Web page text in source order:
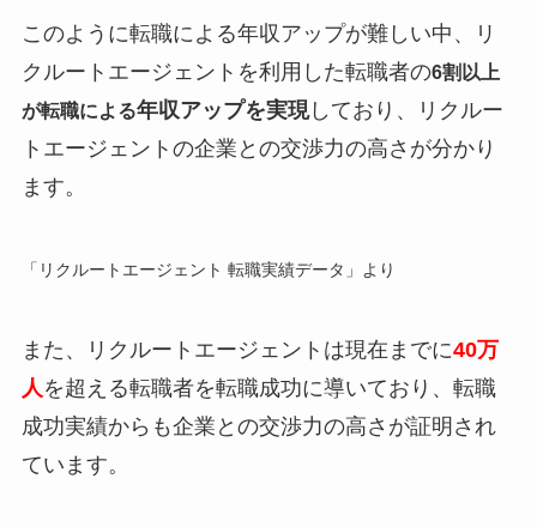
このように転職による年収アップが難しい中、リ
クルートエージェントを利用した転職者の6割以上
が転職による年収アップを実現しており、リクルー
トエージェントの企業との交渉力の高さが分かり
ます。
「リクルートエージェント 転職実績データ」より
また、リクルートエージェントは現在までに40万
人 を超える転職者を転職成功に導いており、転職
成功実績からも企業との交渉力の高さが証明され
ています。